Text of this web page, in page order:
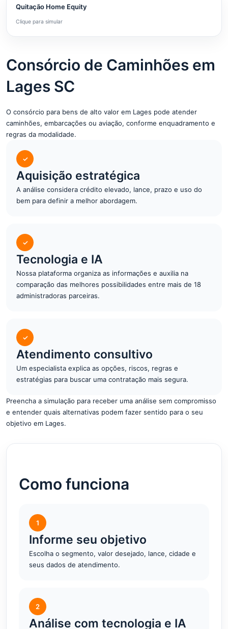
Quitação Home Equity
Clique para simular
Consórcio de Caminhões em
Lages SC
O consórcio para bens de alto valor em Lages pode atender
caminhões, embarcações ou aviação, conforme enquadramento e
regras da modalidade.
✓
Aquisição estratégica
A análise considera crédito elevado, lance, prazo e uso do
bem para definir a melhor abordagem.
✓
Tecnologia e IA
Nossa plataforma organiza as informações e auxilia na
comparação das melhores possibilidades entre mais de 18
administradoras parceiras.
✓
Atendimento consultivo
Um especialista explica as opções, riscos, regras e
estratégias para buscar uma contratação mais segura.
Preencha a simulação para receber uma análise sem compromisso
e entender quais alternativas podem fazer sentido para o seu
objetivo em Lages.
Como funciona
1
Informe seu objetivo
Escolha o segmento, valor desejado, lance, cidade e
seus dados de atendimento.
2
Análise com tecnologia e IA